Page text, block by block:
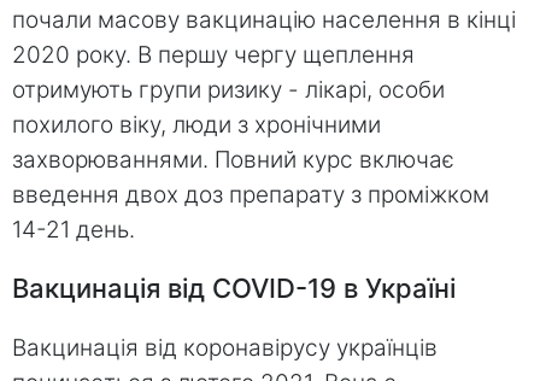
почали масову вакцинацію населення в кінці
2020 року. В першу чергу щеплення
отримують групи ризику - лікарі, особи
похилого віку, люди з хронічними
захворюваннями. Повний курс включає
введення двох доз препарату з проміжком
14-21 день.
Вакцинація від COVID-19 в Україні
Вакцинація від коронавірусу українців